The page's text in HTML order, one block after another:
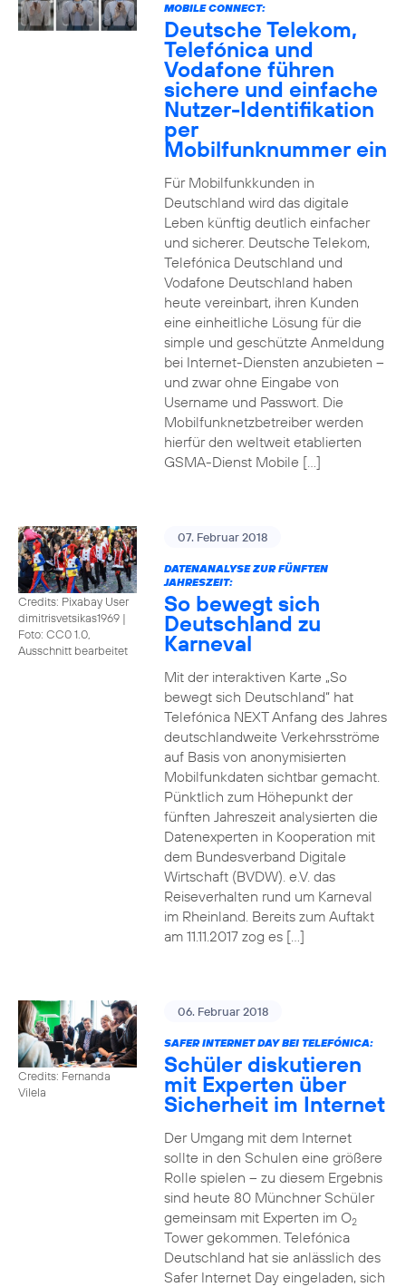
MOBILE CONNECT:
Deutsche Telekom,
Telefónica und
Vodafone führen
sichere und einfache
Nutzer-Identifikation
per
Mobilfunknummer ein
Für Mobilfunkkunden in
Deutschland wird das digitale
Leben künftig deutlich einfacher
und sicherer. Deutsche Telekom,
Telefónica Deutschland und
Vodafone Deutschland haben
heute vereinbart, ihren Kunden
eine einheitliche Lösung für die
simple und geschützte Anmeldung
bei Internet-Diensten anzubieten –
und zwar ohne Eingabe von
Username und Passwort. Die
Mobilfunknetzbetreiber werden
hierfür den weltweit etablierten
GSMA-Dienst Mobile […]
Credits: Pixabay User
dimitrisvetsikas1969 |
Foto: CC0 1.0,
Ausschnitt bearbeitet
07. Februar 2018
DATENANALYSE ZUR FÜNFTEN
JAHRESZEIT:
So bewegt sich
Deutschland zu
Karneval
Mit der interaktiven Karte „So
bewegt sich Deutschland“ hat
Telefónica NEXT Anfang des Jahres
deutschlandweite Verkehrsströme
auf Basis von anonymisierten
Mobilfunkdaten sichtbar gemacht.
Pünktlich zum Höhepunkt der
fünften Jahreszeit analysierten die
Datenexperten in Kooperation mit
dem Bundesverband Digitale
Wirtschaft (BVDW). e.V. das
Reiseverhalten rund um Karneval
im Rheinland. Bereits zum Auftakt
am 11.11.2017 zog es […]
Credits: Fernanda
Vilela
06. Februar 2018
SAFER INTERNET DAY BEI TELEFÓNICA:
Schüler diskutieren
mit Experten über
Sicherheit im Internet
Der Umgang mit dem Internet
sollte in den Schulen eine größere
Rolle spielen – zu diesem Ergebnis
sind heute 80 Münchner Schüler
gemeinsam mit Experten im O2
Tower gekommen. Telefónica
Deutschland hat sie anlässlich des
Safer Internet Day eingeladen, sich